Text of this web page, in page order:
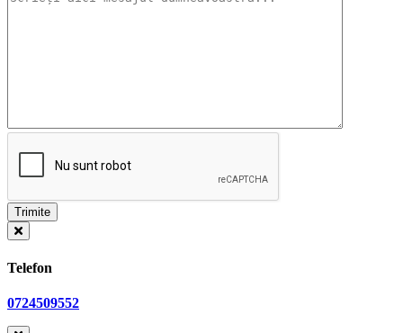
Telefon
0724509552